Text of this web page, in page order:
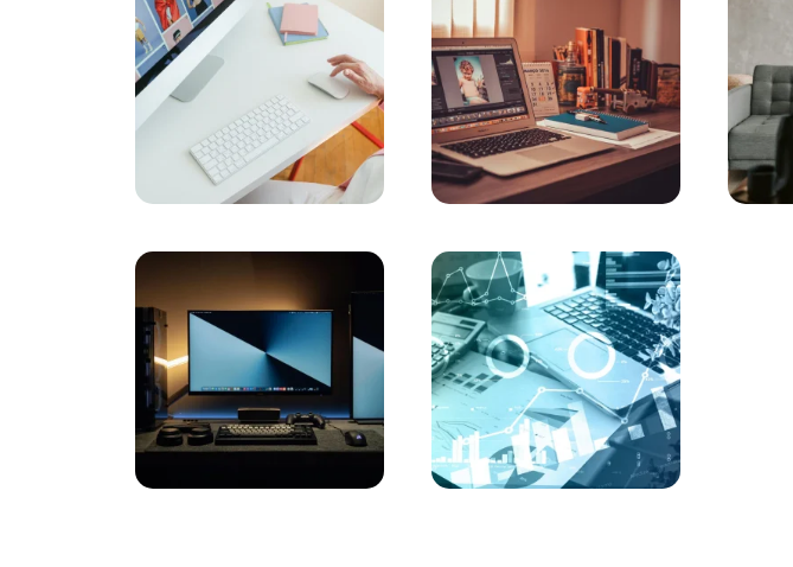
Malatya İnternet Sitesi Tasarımı: Kaliteli ve Etkili Web Tasarımının Önemi
Antalyanın Dijital Yüzü: Web Tasarımının İçyüzü
Bursanın Dijital Yüzü: Web Tasarımının İncelikleri
Sivasta Dijital Estetik: Web Tasarımının İncelikleri
İzmir Tasarım Sayfası: Web Tasarımının Başkenti
İzmir Responsive Site Yapma: Kullanıcı Dostu Web Tasarımının Önemi
İstanbul Profesyonel Site Tasarımı: Kaliteli ve Etkili Web Tasarımının Önemi
İstanbulda Dijital Dünya Fethi: Profesyonel Web Sitesi Tasarımının Gücü
Mersin Tasarım Sayfası: Kullanıcı Dostu Web Tasarımının Önemi